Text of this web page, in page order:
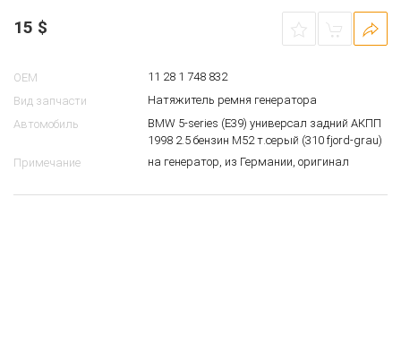
15 $
OEM
11 28 1 748 832
Вид запчасти
Натяжитель ремня генератора
Автомобиль
BMW 5-series (E39) универсал задний АКПП
1998 2.5 бензин M52 т.серый (310 fjord-grau)
Примечание
на генератор, из Германии, оригинал